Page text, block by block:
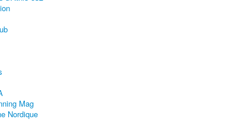
Mag
Nordique